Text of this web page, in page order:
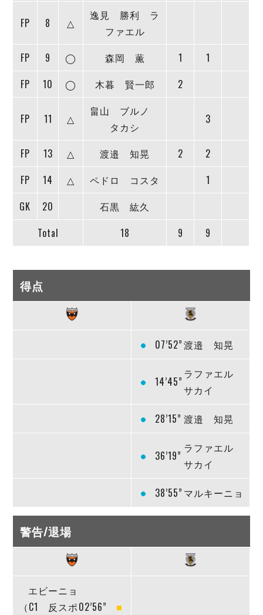
FP 8 △
逸見 勝利 ラ
ファエル
FP
9 ◯ 森岡 薫 1
1
FP
10 ◯ 木暮 賢一郎 2
FP 11 △
畠山 ブルノ
タカシ
3
FP 13 △ 渡邉 知晃 2
2
FP
14 △ ペドロ コスタ
1
GK
20
石黒 紘久
Total
18 9 9
得点
07’52”渡邉 知晃
14’45”
ラファエル
サカイ
28’15” 渡邉 知晃
36’19”
ラファエル
サカイ
38’55” マルキーニョ
警告/退場
エビーニョ
（C1 反スポ02’56”